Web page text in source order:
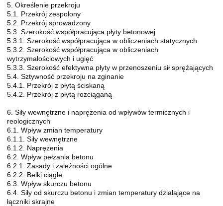
5. Określenie przekroju
5.1. Przekrój zespolony
5.2. Przekrój sprowadzony
5.3. Szerokość współpracująca płyty betonowej
5.3.1. Szerokość współpracująca w obliczeniach statycznych
5.3.2. Szerokość współpracująca w obliczeniach
wytrzymałościowych i ugięć
5.3.3. Szerokość efektywna płyty w przenoszeniu sił sprężających
5.4. Sztywność przekroju na zginanie
5.4.1. Przekrój z płytą ściskaną
5.4.2. Przekrój z płytą rozciąganą
6. Siły wewnętrzne i naprężenia od wpływów termicznych i
reologicznych
6.1. Wpływ zmian temperatury
6.1.1. Siły wewnętrzne
6.1.2. Naprężenia
6.2. Wpływ pełzania betonu
6.2.1. Zasady i zależności ogólne
6.2.2. Belki ciągłe
6.3. Wpływ skurczu betonu
6.4. Siły od skurczu betonu i zmian temperatury działające na
łączniki skrajne